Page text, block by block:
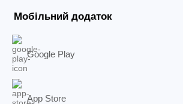
Мобільний додаток
Google Play
App Store